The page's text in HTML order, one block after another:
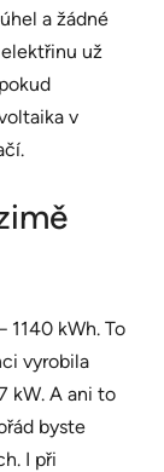
a žádné
už
v
1140 kWh. To
vyrobila
kW. A ani to
byste
I při